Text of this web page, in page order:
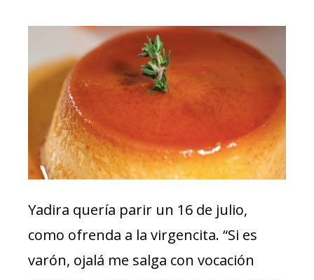
Yadira quería parir un 16 de julio,
como ofrenda a la virgencita. “Si es
varón, ojalá me salga con vocación